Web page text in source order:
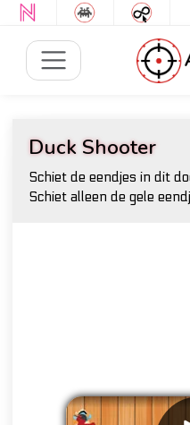
Duck Shooter
Schiet de eendjes in dit
Schiet alleen de gele